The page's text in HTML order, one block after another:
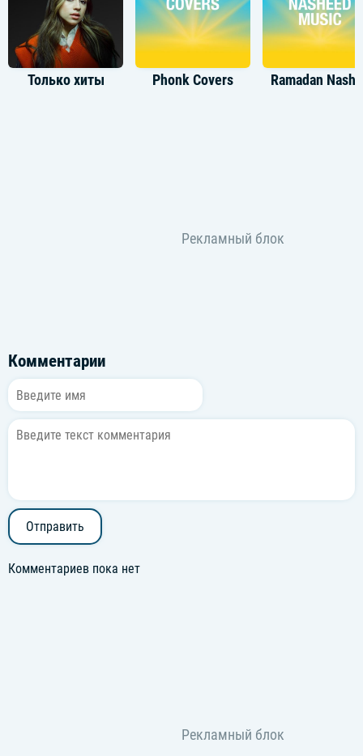
Только хиты Phonk Covers
Комментарии
Отправить
Комментариев пока нет